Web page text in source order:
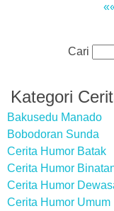
Cari
Kategori
Bakusedu Manado
Bobodoran Sunda
Cerita Humor Batak
Cerita Humor
Cerita Humor
Cerita Humor Umum